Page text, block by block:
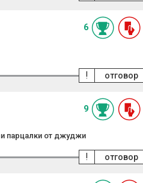
6
отговор
!
9
парцалки от джуджи
отговор
!